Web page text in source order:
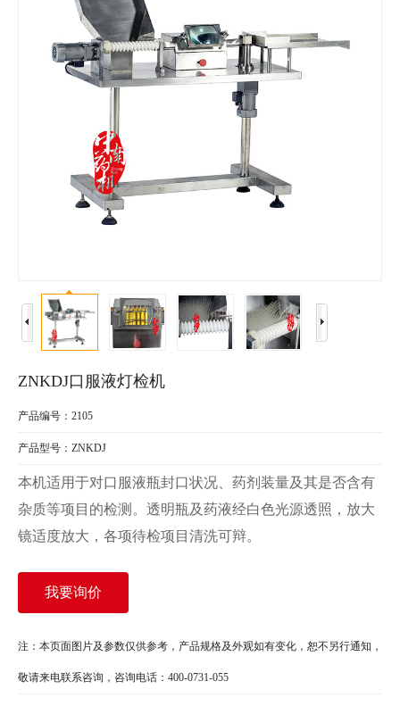
ZNKDJ口服液灯检机
产品编号：2105
产品型号：ZNKDJ
本机适用于对口服液瓶封口状况、药剂装量及其是否含有
杂质等项目的检测。透明瓶及药液经白色光源透照，放大
镜适度放大，各项待检项目清洗可辩。
我要询价
注：本页面图片及参数仅供参考，产品规格及外观如有变化，恕不另行通知，
敬请来电联系咨询，咨询电话：400-0731-055